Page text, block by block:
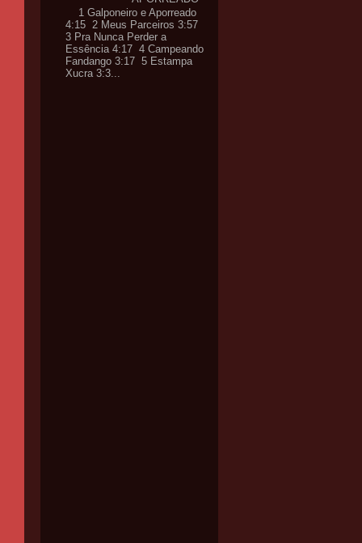
1 Galponeiro e Aporreado
4:15 2 Meus Parceiros 3:57
3 Pra Nunca Perder a
Essência 4:17 4 Campeando
Fandango 3:17 5 Estampa
Xucra 3:3...